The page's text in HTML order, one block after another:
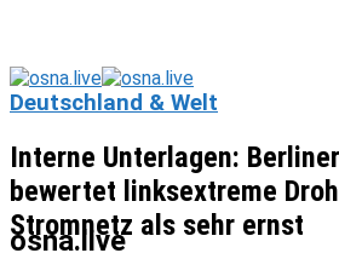
osna.live
Deutschland & Welt
Interne Unterlagen:
bewertet linksextreme
Stromnetz als sehr ernst